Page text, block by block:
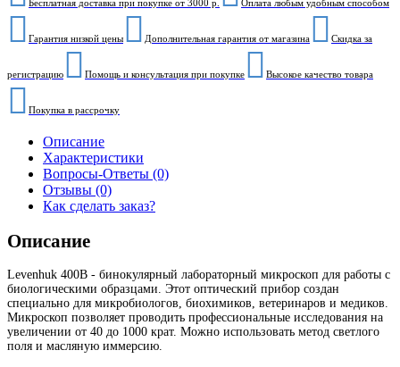
Бесплатная доставка при покупке от 3000 р. Оплата любым удобным способом
Гарантия низкой цены Дополнительная гарантия от магазина Скидка за
регистрацию Помощь и консультация при покупке Высокое качество товара
Покупка в рассрочку
Описание
Характеристики
Вопросы-Ответы (0)
Отзывы (0)
Как сделать заказ?
Описание
Levenhuk 400B - бинокулярный лабораторный микроскоп для работы с
биологическими образцами. Этот оптический прибор создан
специально для микробиологов, биохимиков, ветеринаров и медиков.
Микроскоп позволяет проводить профессиональные исследования на
увеличении от 40 до 1000 крат. Можно использовать метод светлого
поля и масляную иммерсию.